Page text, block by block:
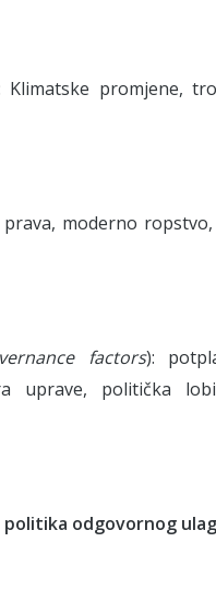
Klimatske promjene,
moderno
factors):
uprave, politička
odgovornog